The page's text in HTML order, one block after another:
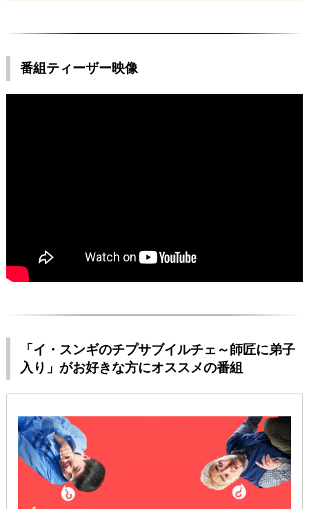
番組ティーザー映像
「イ・スンギのチプサブイルチェ～師匠に弟子
入り」がお好きな方にオススメの番組